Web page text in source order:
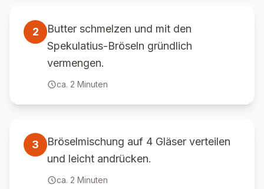
2
Butter schmelzen und mit den
Spekulatius-Bröseln gründlich
vermengen.
ca. 2 Minuten
3
Bröselmischung auf 4 Gläser verteilen
und leicht andrücken.
ca. 2 Minuten